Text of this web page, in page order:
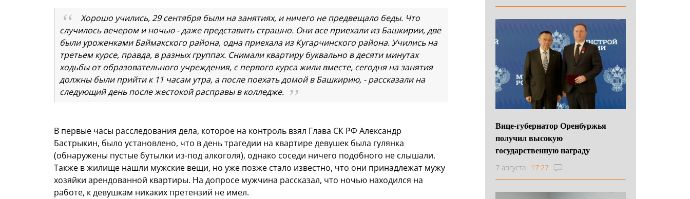
Хорошо учились, 29 сентября были на занятиях, и ничего не предвещало беды. Что
случилось вечером и ночью - даже представить страшно. Они все приехали из Башкирии, две
были уроженками Баймакского района, одна приехала из Кугарчинского района. Учились на
третьем курсе, правда, в разных группах. Снимали квартиру буквально в десяти минутах
ходьбы от образовательного учреждения, с первого курса жили вместе, сегодня на занятия
должны были прийти к 11 часам утра, а после поехать домой в Башкирию, - рассказали на
следующий день после жестокой расправы в колледже.
В первые часы расследования дела, которое на контроль взял Глава СК РФ Александр
Бастрыкин, было установлено, что в день трагедии на квартире девушек была гулянка
(обнаружены пустые бутылки из-под алкоголя), однако соседи ничего подобного не слышали.
Также в жилище нашли мужские вещи, но уже позже стало известно, что они принадлежат мужу
хозяйки арендованной квартиры. На допросе мужчина рассказал, что ночью находился на
работе, к девушкам никаких претензий не имел.
Вице-губернатор Оренбуржья
получил высокую
государственную награду
7 августа 17:27